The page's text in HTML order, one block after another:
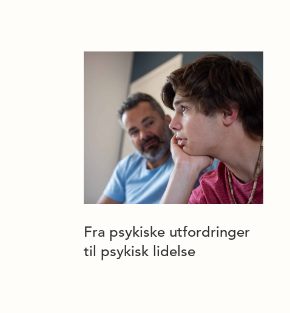
Fra psykiske utfordringer
til psykisk lidelse